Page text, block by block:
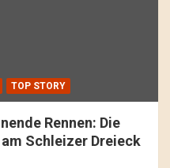
TOP STORY
Rennen: Die
Schleizer Dreieck